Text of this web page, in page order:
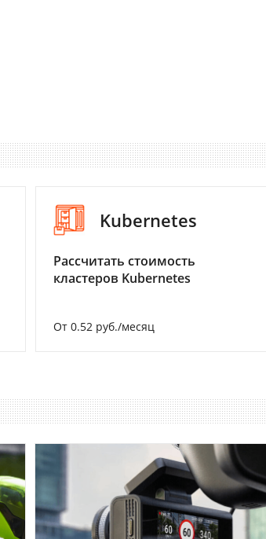
Kubernetes
Рассчитать стоимость
кластеров Kubernetes
От 0.52 руб./месяц